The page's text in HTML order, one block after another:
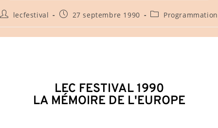
lecfestival 27 septembre 1990 Programmation
LEC FESTIVAL 1990
LA MÉMOIRE DE L'EUROPE